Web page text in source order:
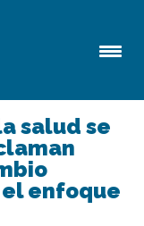
salud se
enfoque